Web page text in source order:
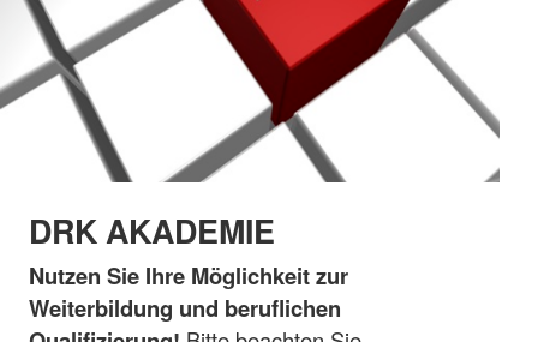
DRK AKADEMIE
Nutzen Sie Ihre Möglichkeit zur
Weiterbildung und beruflichen